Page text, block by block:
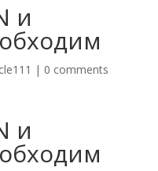
и
| 0 comments
и